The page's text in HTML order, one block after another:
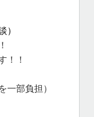
）
！！
部負担）